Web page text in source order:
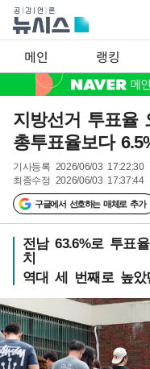
메인 랭킹
지방선거 투표율
총투표율보다
기사등록 2026/06/03 17:22:30
최종수정 2026/06/03 17:37:44
구글에서 선호하는 매체로 추가
전남 63.6%로 투표
치
역대 세 번째로 높았